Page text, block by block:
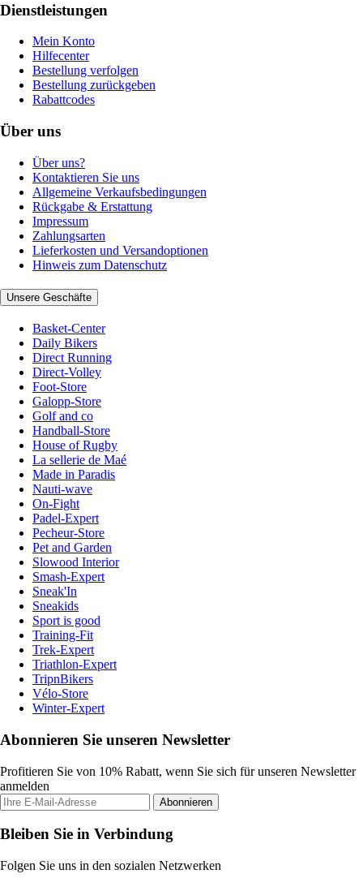
Dienstleistungen
Mein Konto
Hilfecenter
Bestellung verfolgen
Bestellung zurückgeben
Rabattcodes
Über uns
Über uns?
Kontaktieren Sie uns
Allgemeine Verkaufsbedingungen
Rückgabe & Erstattung
Impressum
Zahlungsarten
Lieferkosten und Versandoptionen
Hinweis zum Datenschutz
Unsere Geschäfte
Basket-Center
Daily Bikers
Direct Running
Direct-Volley
Foot-Store
Galopp-Store
Golf and co
Handball-Store
House of Rugby
La sellerie de Maé
Made in Paradis
Nauti-wave
On-Fight
Padel-Expert
Pecheur-Store
Pet and Garden
Slowood Interior
Smash-Expert
Sneak'In
Sneakids
Sport is good
Training-Fit
Trek-Expert
Triathlon-Expert
TripnBikers
Vélo-Store
Winter-Expert
Abonnieren Sie unseren Newsletter
Profitieren Sie von 10% Rabatt, wenn Sie sich für unseren Newsletter
anmelden
Abonnieren
Bleiben Sie in Verbindung
Folgen Sie uns in den sozialen Netzwerken